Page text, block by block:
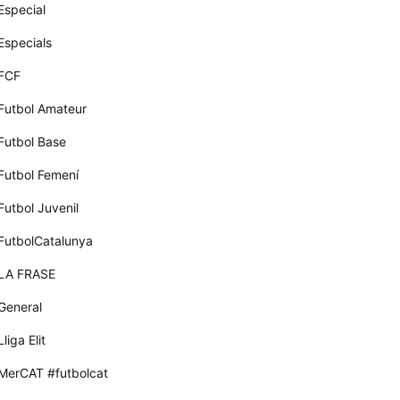
Amateur
Base
Femení
Juvenil
FRASE
Elit
#futbolcat